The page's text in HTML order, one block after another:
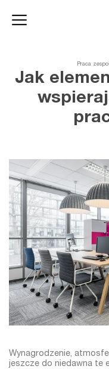
Praca
Jak
Wynagrodzenie,
jeszcze do niedawna te